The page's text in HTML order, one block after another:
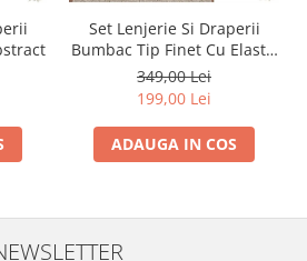
Set Lenjerie Si Draperii
Bumbac Tip Finet Cu Elastic
- Dansul Fluturilor
349,00 Lei
199,00 Lei
ADAUGA IN COS